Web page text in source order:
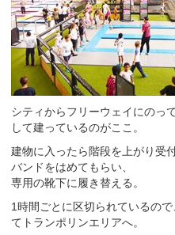
シティからフリーウェイにのっ
して建っているのがここ。
建物に入ったら階段を上がり受
バンドをはめてもらい、
専用の靴下に履き替える。
1時間ごとに区切られているの
てトランポリンエリアへ。